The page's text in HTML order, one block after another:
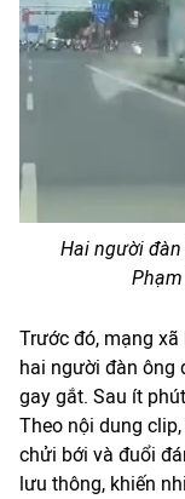
Hai người
Trước đó, mạng
hai người đàn ông
gay gắt. Sau ít
Theo nội dung
chửi bới và đuổi
lưu thông, khiến